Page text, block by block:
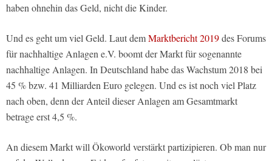
haben ohnehin das Geld, nicht die Kinder.
Und es geht um viel Geld. Laut demMarktbericht 2019des Forums
für nachhaltige Anlagen e.V. boomt der Markt für sogenannte
nachhaltige Anlagen. In Deutschland habe das Wachstum 2018 bei
45 % bzw. 41 Milliarden Euro gelegen. Und es ist noch viel Platz
nach oben, denn der Anteil dieser Anlagen am Gesamtmarkt
betrage erst 4,5 %.
An diesem Markt will Ökoworld verstärkt partizipieren. Ob man nur